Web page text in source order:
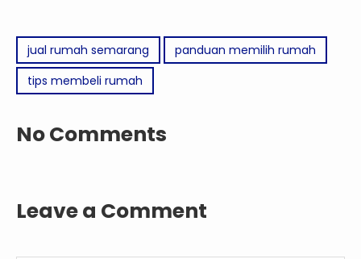
jual rumah semarang
panduan memilih rumah
tips membeli rumah
No Comments
Leave a Comment